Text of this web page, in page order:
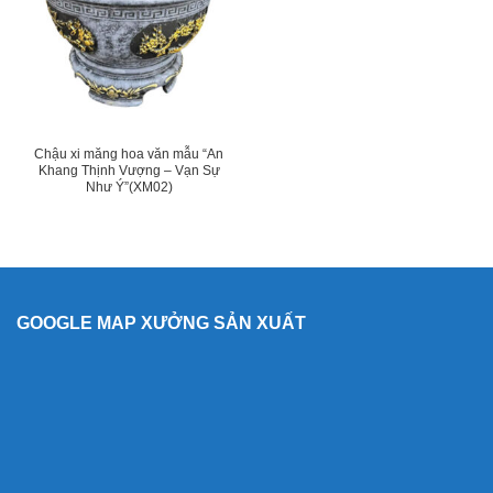
Chậu xi măng hoa văn mẫu “An
Khang Thịnh Vượng – Vạn Sự
Như Ý”(XM02)
GOOGLE MAP XƯỞNG SẢN XUẤT